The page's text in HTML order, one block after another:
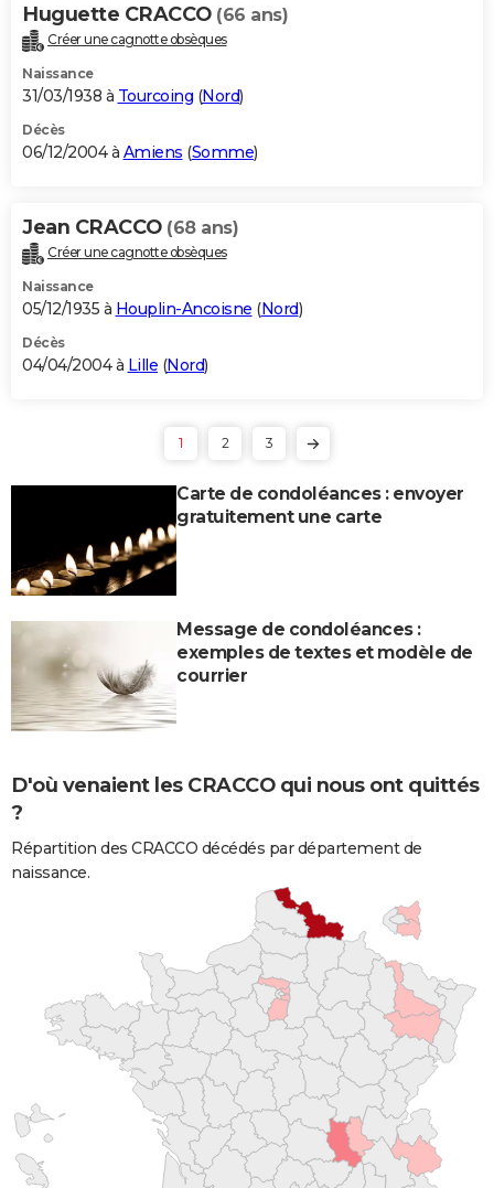
Huguette CRACCO (66 ans)
Créer une cagnotte obsèques
Naissance
31/03/1938 à Tourcoing (Nord)
Décès
06/12/2004 à Amiens (Somme)
Jean CRACCO (68 ans)
Créer une cagnotte obsèques
Naissance
05/12/1935 à Houplin-Ancoisne (Nord)
Décès
04/04/2004 à Lille (Nord)
1 2 3
Carte de condoléances : envoyer
gratuitement une carte
Message de condoléances :
exemples de textes et modèle de
courrier
D'où venaient les CRACCO qui nous ont quittés
?
Répartition des CRACCO décédés par département de
naissance.